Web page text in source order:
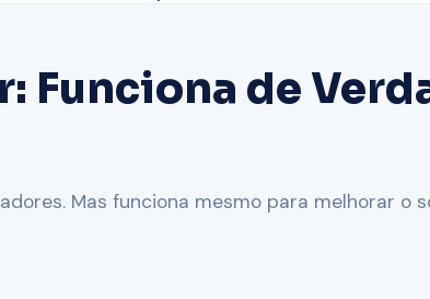
Funciona de
Mas funciona mesmo para melhorar o